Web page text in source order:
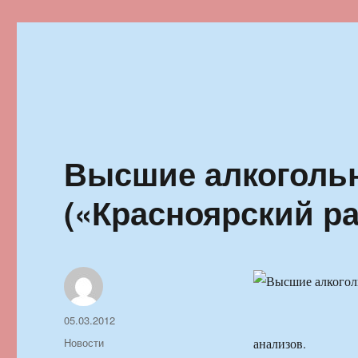
Высшие
(«Красноярский
анализов.
Автор
Опубликовано
05.03.2012
Рубрики
Новости